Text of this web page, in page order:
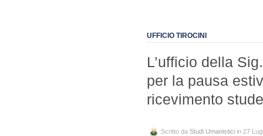
UFFICIO TIROCINI
L’ufficio della
per la pausa
ricevimento
Scritto da Studi Umanistici in 27